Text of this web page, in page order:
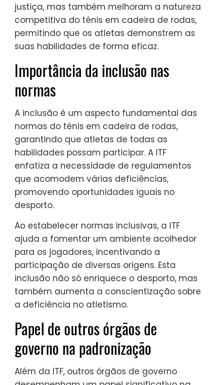
justiça, mas também melhoram a natureza
competitiva do ténis em cadeira de rodas,
permitindo que os atletas demonstrem as
suas habilidades de forma eficaz.
Importância da inclusão nas
normas
A inclusão é um aspecto fundamental das
normas do ténis em cadeira de rodas,
garantindo que atletas de todas as
habilidades possam participar. A ITF
enfatiza a necessidade de regulamentos
que acomodem várias deficiências,
promovendo oportunidades iguais no
desporto.
Ao estabelecer normas inclusivas, a ITF
ajuda a fomentar um ambiente acolhedor
para os jogadores, incentivando a
participação de diversas origens. Esta
inclusão não só enriquece o desporto, mas
também aumenta a conscientização sobre
a deficiência no atletismo.
Papel de outros órgãos de
governo na padronização
Além da ITF, outros órgãos de governo